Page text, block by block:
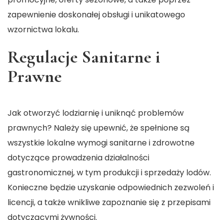
zapewnienie doskonałej obsługi i unikatowego
wzornictwa lokalu.
Regulacje Sanitarne i
Prawne
Jak otworzyć lodziarnię i uniknąć problemów
prawnych? Należy się upewnić, że spełnione są
wszystkie lokalne wymogi sanitarne i zdrowotne
dotyczące prowadzenia działalności
gastronomicznej, w tym produkcji i sprzedaży lodów.
Konieczne będzie uzyskanie odpowiednich zezwoleń i
licencji, a także wnikliwe zapoznanie się z przepisami
dotyczącymi żywności.